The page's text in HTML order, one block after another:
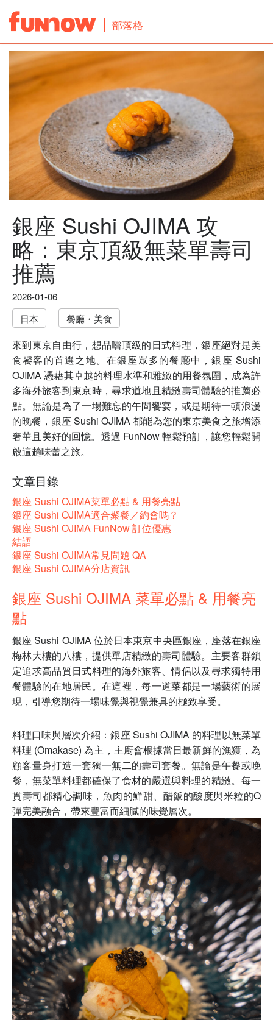
部落格
銀座 Sushi OJIMA 攻
略：東京頂級無菜單壽司
推薦
2026-01-06
日本
餐廳・美食
來到東京自由行，想品嚐頂級的日式料理，銀座絕對是美
食饕客的首選之地。在銀座眾多的餐廳中，銀座 Sushi
OJIMA 憑藉其卓越的料理水準和雅緻的用餐氛圍，成為許
多海外旅客到東京時，尋求道地且精緻壽司體驗的推薦必
點。無論是為了一場難忘的午間饗宴，或是期待一頓浪漫
的晚餐，銀座 Sushi OJIMA 都能為您的東京美食之旅增添
奢華且美好的回憶。透過 FunNow 輕鬆預訂，讓您輕鬆開
啟這趟味蕾之旅。
文章目錄
銀座 Sushi OJIMA菜單必點 & 用餐亮點
銀座 Sushi OJIMA適合聚餐／約會嗎？
銀座 Sushi OJIMA FunNow 訂位優惠
結語
銀座 Sushi OJIMA常見問題 QA
銀座 Sushi OJIMA分店資訊
銀座 Sushi OJIMA 菜單必點 & 用餐亮
點
銀座 Sushi OJIMA 位於日本東京中央區銀座，座落在銀座
梅林大樓的八樓，提供單店精緻的壽司體驗。主要客群鎖
定追求高品質日式料理的海外旅客、情侶以及尋求獨特用
餐體驗的在地居民。在這裡，每一道菜都是一場藝術的展
現，引導您期待一場味覺與視覺兼具的極致享受。
料理口味與層次介紹：銀座 Sushi OJIMA 的料理以無菜單
料理 (Omakase) 為主，主廚會根據當日最新鮮的漁獲，為
顧客量身打造一套獨一無二的壽司套餐。無論是午餐或晚
餐，無菜單料理都確保了食材的嚴選與料理的精緻。每一
貫壽司都精心調味，魚肉的鮮甜、醋飯的酸度與米粒的Q
彈完美融合，帶來豐富而細膩的味覺層次。